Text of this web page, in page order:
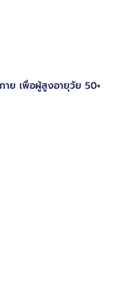
าย เพื่อผู้สูงอายุวัย 50+